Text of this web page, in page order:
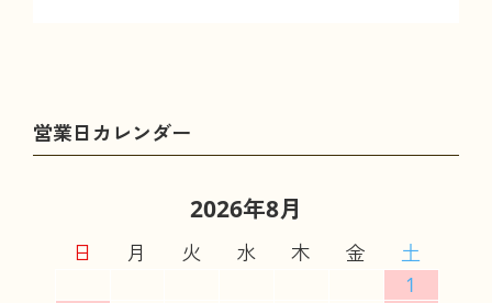
2026年8月
日 月 火 水 木 金
土
1